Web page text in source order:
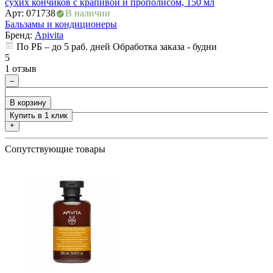
сухих кончиков с крапивой и прополисом, 150 мл
Арт: 071738
В наличии
Бальзамы и кондиционеры
Бренд: Apivita
По РБ – до 5 раб. дней Обработка заказа - будни
5
1 отзыв
–
+
В корзину
Купить в 1 клик
Сопутствующие товары